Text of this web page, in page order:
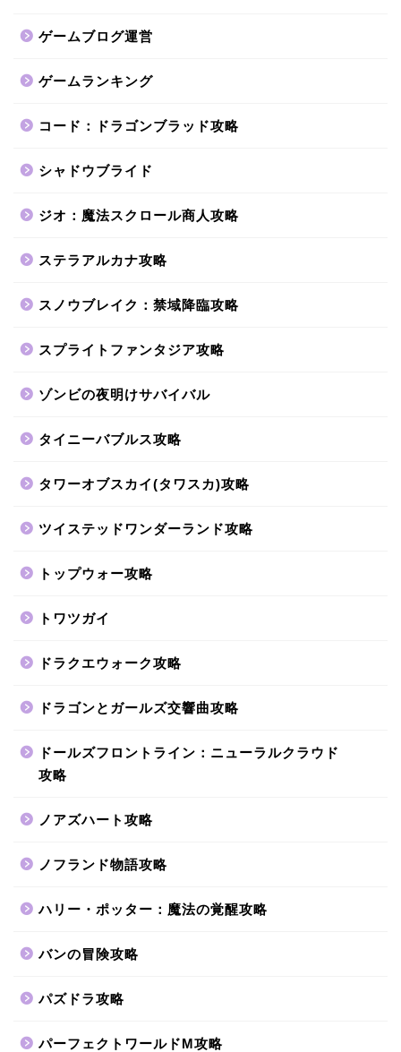
ゲームブログ運営
ゲームランキング
コード：ドラゴンブラッド攻略
シャドウブライド
ジオ：魔法スクロール商人攻略
ステラアルカナ攻略
スノウブレイク：禁域降臨攻略
スプライトファンタジア攻略
ゾンビの夜明けサバイバル
タイニーバブルス攻略
タワーオブスカイ(タワスカ)攻略
ツイステッドワンダーランド攻略
トップウォー攻略
トワツガイ
ドラクエウォーク攻略
ドラゴンとガールズ交響曲攻略
ドールズフロントライン：ニューラルクラウド
攻略
ノアズハート攻略
ノフランド物語攻略
ハリー・ポッター：魔法の覚醒攻略
バンの冒険攻略
パズドラ攻略
パーフェクトワールドM攻略